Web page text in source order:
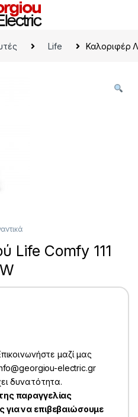
Life Καλοριφέρ
Life Comfy 111
μαζί μας
electric.gr
δυνατότητα.
παραγγελίας
να επιβεβαιώσουμε